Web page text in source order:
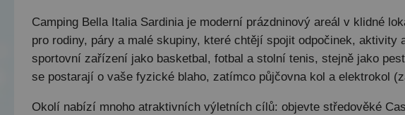
Camping Bella Italia Sardinia je moderní prázdninový areál v klidné
pro rodiny, páry a malé skupiny, které chtějí spojit odpočinek,
sportovní zařízení jako basketbal, fotbal a stolní tenis, stejně jako
se postarají o vaše fyzické blaho, zatímco půjčovna kol a elektrokol
Okolí nabízí mnoho atraktivních výletních cílů: objevte středověké